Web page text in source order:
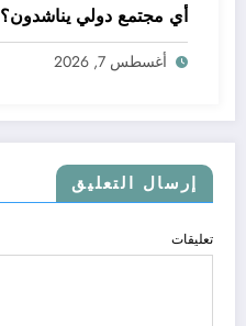
أي مجتمع دولي يناشدون؟
أغسطس 7, 2026
إرسال التعليق
تعليقات